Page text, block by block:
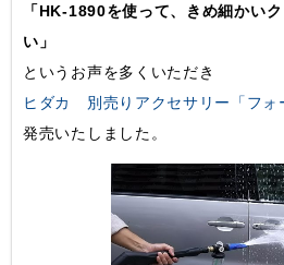
「HK-1890を使って、きめ細かい
い」
というお声を多くいただき
ヒダカ 別売りアクセサリー「フォ
発売いたしました。